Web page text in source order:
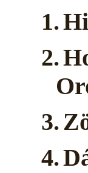
1.
2.
3.
4.